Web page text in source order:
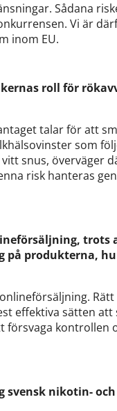
Sådana
Vi är
inom EU.
roll för
talar för att
som
snus, överväger
risk hanteras
trots
på produkterna,
effektiva sätten
kontrollen
svensk nikotin-